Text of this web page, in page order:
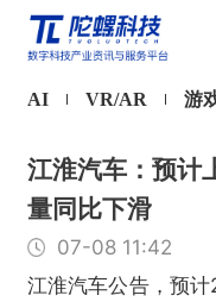
AI VR/AR 游
江淮汽车：预计
量同比下滑
07-08 11:42
江淮汽车公告，预